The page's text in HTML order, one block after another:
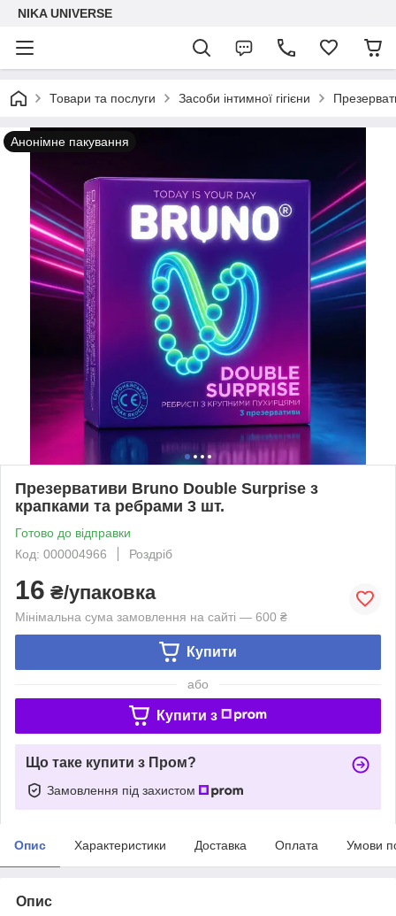
NIKA UNIVERSE
Товари та послуги Засоби інтимної гігієни
Анонімне пакування
Презервативи Bruno Double Surprise з
крапками та ребрами 3 шт.
Готово до відправки
Код: 000004966
Роздріб
16 ₴/упаковка
Мінімальна сума замовлення на сайті — 600 ₴
Купити
або
Купити з
Що таке купити з Пром?
Замовлення під захистом
Опис Характеристики Доставка Оплата Умови
Опис